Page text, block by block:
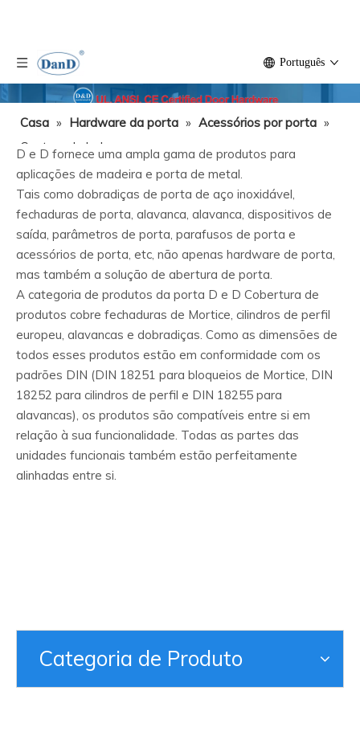
Português
Casa » Hardware da porta » Acessórios por porta »
Captura de bola
D e D fornece uma ampla gama de produtos para
aplicações de madeira e porta de metal.
Tais como dobradiças de porta de aço inoxidável,
fechaduras de porta, alavanca, alavanca, dispositivos de
saída, parâmetros de porta, parafusos de porta e
acessórios de porta, etc, não apenas hardware de porta,
mas também a solução de abertura de porta.
A categoria de produtos da porta D e D Cobertura de
produtos cobre fechaduras de Mortice, cilindros de perfil
europeu, alavancas e dobradiças. Como as dimensões de
todos esses produtos estão em conformidade com os
padrões DIN (DIN 18251 para bloqueios de Mortice, DIN
18252 para cilindros de perfil e DIN 18255 para
alavancas), os produtos são compatíveis entre si em
relação à sua funcionalidade. Todas as partes das
unidades funcionais também estão perfeitamente
alinhadas entre si.
Categoria de Produto